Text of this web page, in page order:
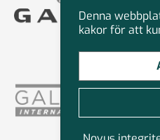
Denna
kakor för att